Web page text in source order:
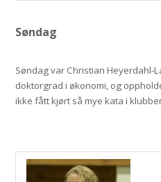
Søndag
Søndag var Christian Heyerdahl-
doktorgrad i økonomi, og
ikke fått kjørt så mye kata i